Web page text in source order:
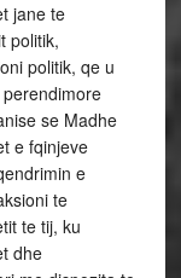
jane te
politik,
politik, qe u
se Madhe
e fqinjeve
e
te
te tij, ku
dhe